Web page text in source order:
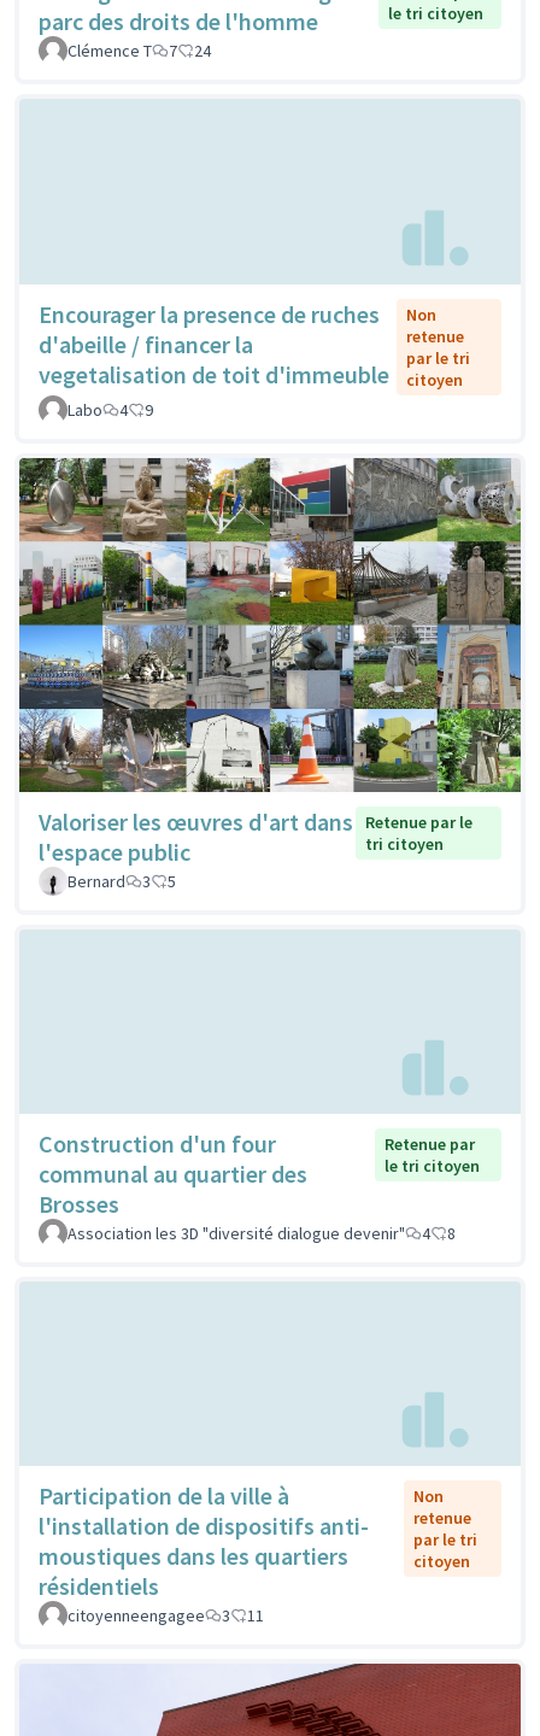
parc des droits de l'homme
le tri citoyen
Clémence T
7 24
Encourager la presence de ruches
d'abeille / financer la
vegetalisation de toit d'immeuble
Non
retenue
par le tri
citoyen
Labo
4 9
Valoriser les œuvres d'art dans
l'espace public
Retenue par le
tri citoyen
Bernard
3 5
Construction d'un four
communal au quartier des
Brosses
Retenue par
le tri citoyen
Association les 3D "diversité dialogue devenir" 4 8
Participation de la ville à
l'installation de dispositifs anti-
moustiques dans les quartiers
résidentiels
Non
retenue
par le tri
citoyen
citoyenneengagee 3 11